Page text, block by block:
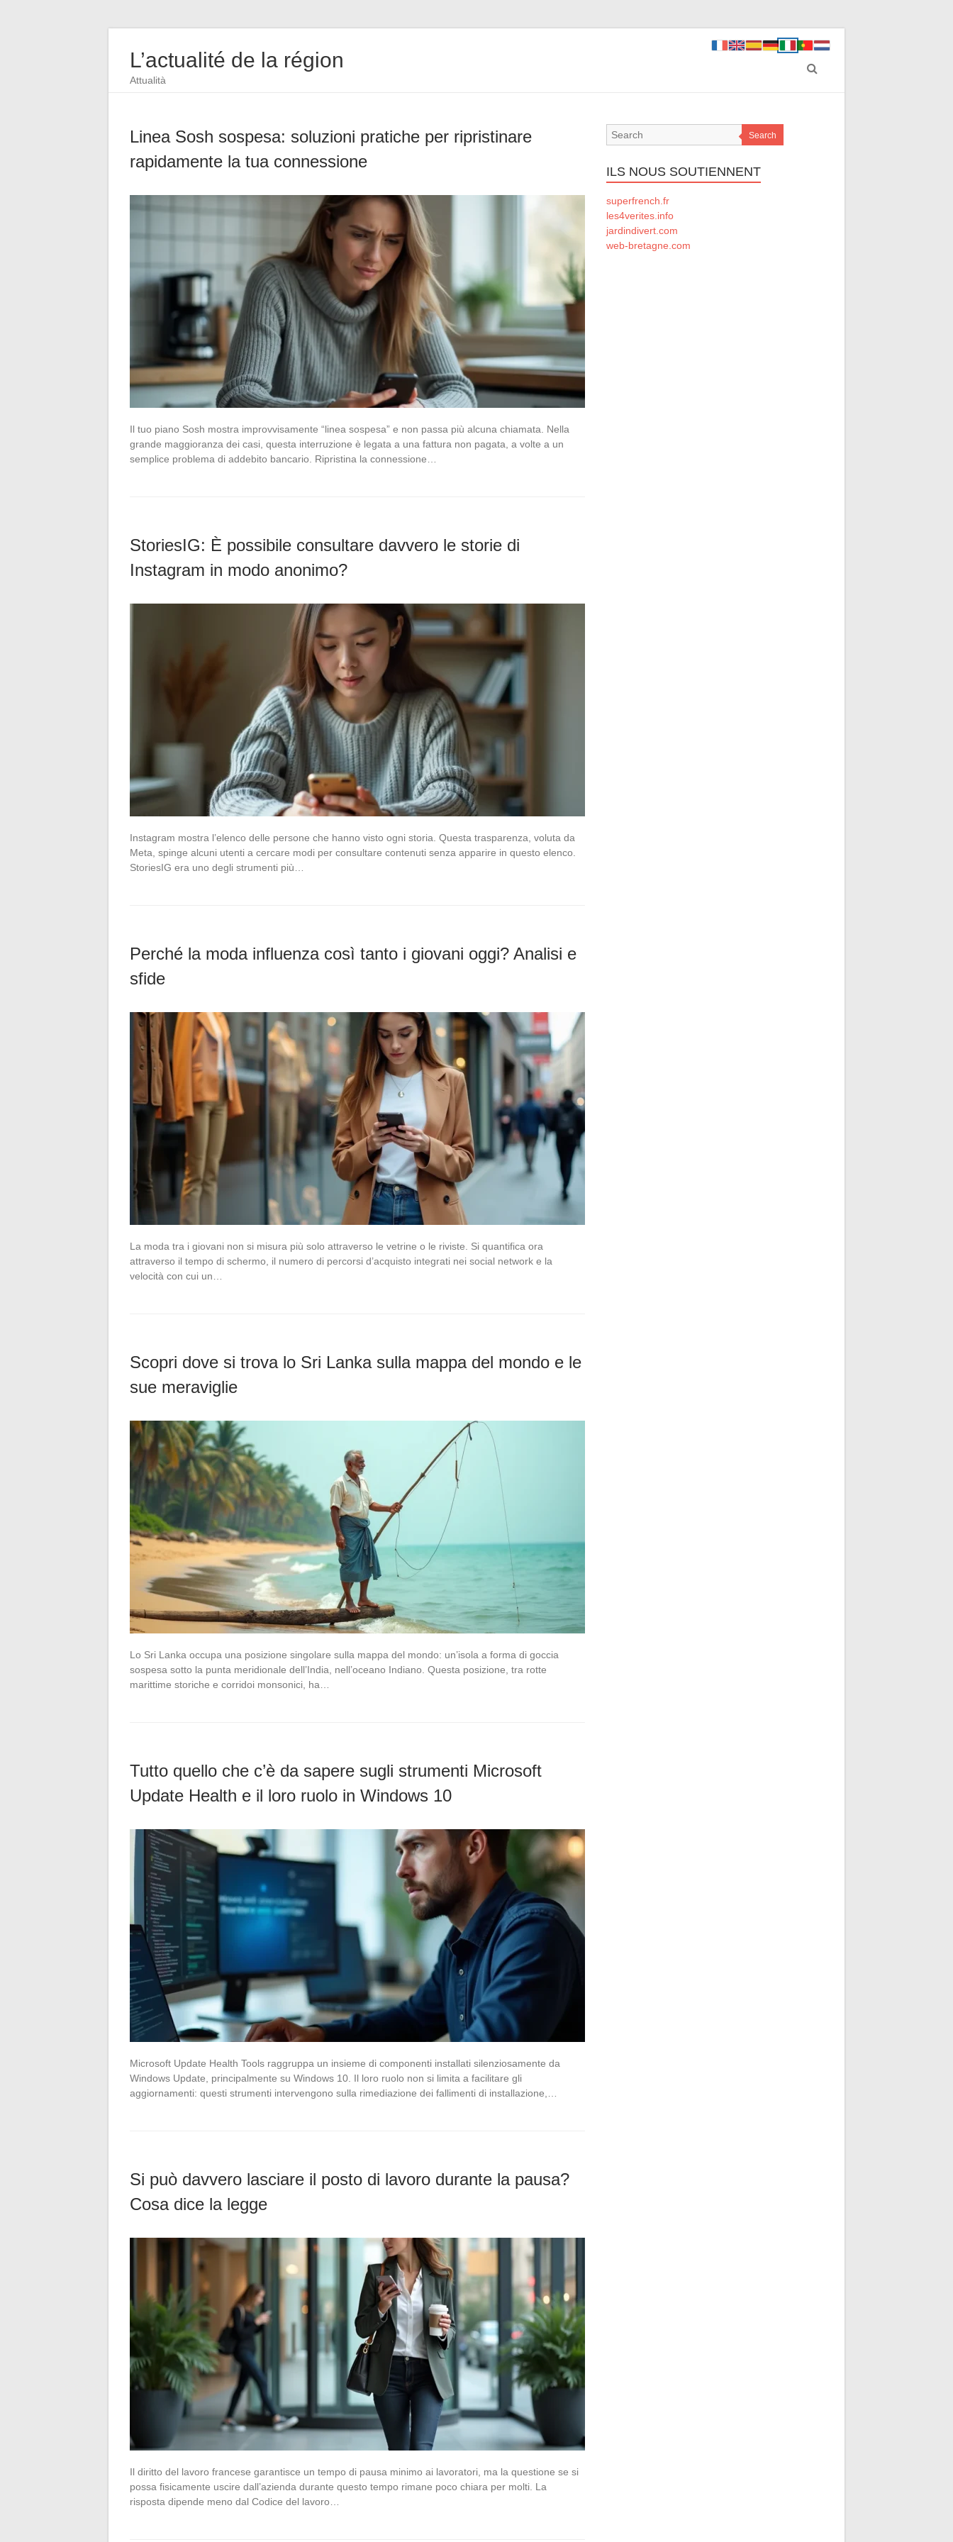
L’actualité de la région
Attualità
Linea Sosh sospesa: soluzioni pratiche per ripristinare
rapidamente la tua connessione
Il tuo piano Sosh mostra improvvisamente “linea sospesa” e non passa più alcuna chiamata. Nella
grande maggioranza dei casi, questa interruzione è legata a una fattura non pagata, a volte a un
semplice problema di addebito bancario. Ripristina la connessione…
StoriesIG: È possibile consultare davvero le storie di
Instagram in modo anonimo?
Instagram mostra l’elenco delle persone che hanno visto ogni storia. Questa trasparenza, voluta da
Meta, spinge alcuni utenti a cercare modi per consultare contenuti senza apparire in questo elenco.
StoriesIG era uno degli strumenti più…
Perché la moda influenza così tanto i giovani oggi? Analisi e
sfide
La moda tra i giovani non si misura più solo attraverso le vetrine o le riviste. Si quantifica ora
attraverso il tempo di schermo, il numero di percorsi d’acquisto integrati nei social network e la
velocità con cui un…
Scopri dove si trova lo Sri Lanka sulla mappa del mondo e le
sue meraviglie
Lo Sri Lanka occupa una posizione singolare sulla mappa del mondo: un’isola a forma di goccia
sospesa sotto la punta meridionale dell’India, nell’oceano Indiano. Questa posizione, tra rotte
marittime storiche e corridoi monsonici, ha…
Tutto quello che c’è da sapere sugli strumenti Microsoft
Update Health e il loro ruolo in Windows 10
Microsoft Update Health Tools raggruppa un insieme di componenti installati silenziosamente da
Windows Update, principalmente su Windows 10. Il loro ruolo non si limita a facilitare gli
aggiornamenti: questi strumenti intervengono sulla rimediazione dei fallimenti di installazione,…
Si può davvero lasciare il posto di lavoro durante la pausa?
Cosa dice la legge
Il diritto del lavoro francese garantisce un tempo di pausa minimo ai lavoratori, ma la questione se si
possa fisicamente uscire dall’azienda durante questo tempo rimane poco chiara per molti. La
risposta dipende meno dal Codice del lavoro…
Search
ILS NOUS SOUTIENNENT
superfrench.fr
les4verites.info
jardindivert.com
web-bretagne.com